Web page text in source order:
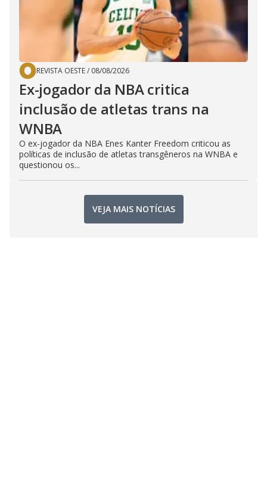
REVISTA OESTE/ 08/08/2026
Ex-jogador da NBA critica
inclusão de atletas trans na
WNBA
O ex-jogador da NBA Enes Kanter Freedom criticou as
políticas de inclusão de atletas transgêneros na WNBA e
questionou os...
VEJA MAIS NOTÍCIAS